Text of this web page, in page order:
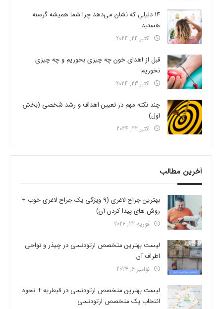
14 دلیلی که نشان می‌دهد چرا شما همیشه گرسنه
هستید
اکتبر 24, 2024
قبل از اهدای خون چه چیزی بخوریم و چه چیزی
نخوریم
اکتبر 23, 2024
چند نکته مهم در تعیین اهداف و رشد شخصی (بخش
اول)
اکتبر 22, 2024
آخرین مطالب
بهترین جراح لاغری (9 ویژگی یک جراح لاغری خوب +
روش های پیدا کردن آن)
فوریه 22, 2026
لیست بهترین متخصص ارتودنسی در چیذر و نواحی
اطراف آن
نوامبر 6, 2024
لیست بهترین متخصص ارتودنسی در قیطریه + نحوه
انتخاب یک متخصص ارتودنسی